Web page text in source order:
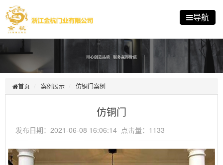
导航
首页 案例展示 仿铜门案例
仿铜门
发布日期：2021-06-08 16:06:14 点击量：1133